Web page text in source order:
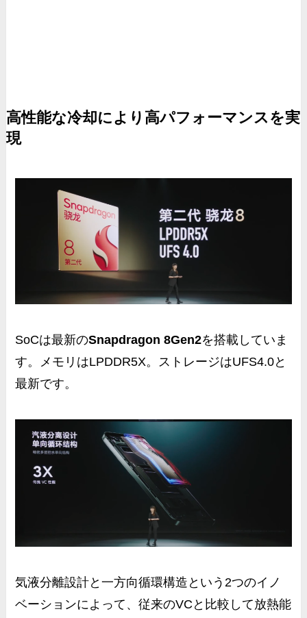
高性能な冷却により高パフォーマンスを実
現
SoCは最新のSnapdragon 8Gen2を搭載していま
す。メモリはLPDDR5X。ストレージはUFS4.0と
最新です。
気液分離設計と一方向循環構造という2つのイノ
ベーションによって、従来のVCと比較して放熱能